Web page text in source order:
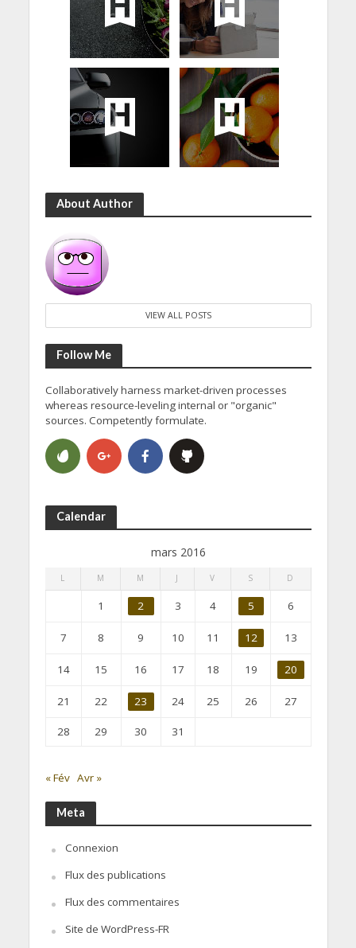
About Author
VIEW ALL POSTS
Follow Me
Collaboratively harness market-driven processes
whereas resource-leveling internal or "organic"
sources. Competently formulate.
Calendar
mars 2016
L M M J V S D
1 2 3 4 5 6
7 8 9 10 11 12 13
14 15 16 17 18 19 20
21 22 23 24 25 26 27
28 29 30 31
« Fév Avr »
Meta
Connexion
Flux des publications
Flux des commentaires
Site de WordPress-FR